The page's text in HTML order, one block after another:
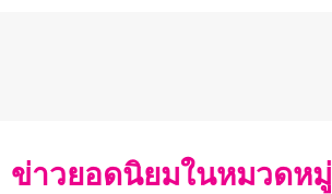
ข่าวยอดนิยมในหมวดหมู่